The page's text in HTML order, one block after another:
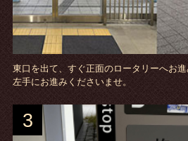
東口を出て、すぐ正面のロータリーへお
左手にお進みくださいませ。
3